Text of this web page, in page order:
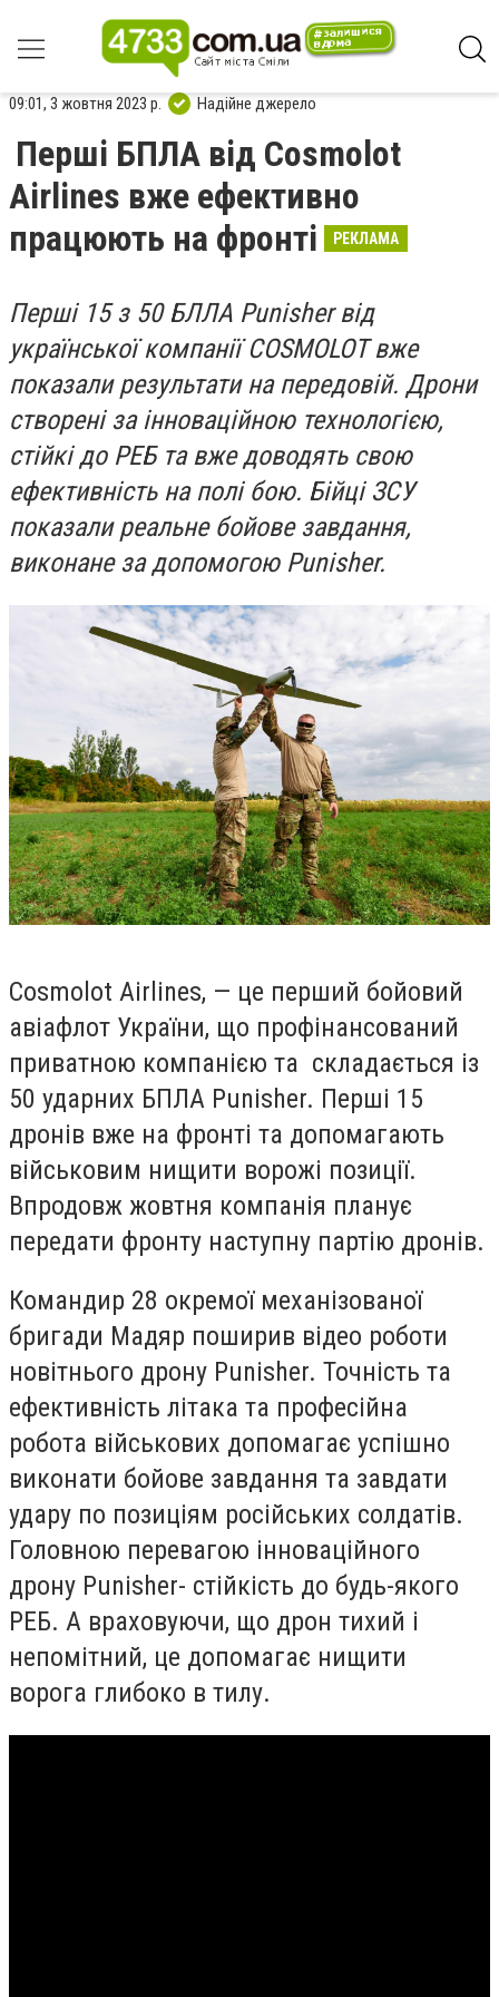
09:01, 3 жовтня 2023 р. Надійне джерело
Перші БПЛА від Cosmolot
Airlines вже ефективно
працюють на фронті
РЕКЛАМА
Перші 15 з 50 БЛЛА Punisher від
української компанії COSMOLOT вже
показали результати на передовій. Дрони
створені за інноваційною технологією,
стійкі до РЕБ та вже доводять свою
ефективність на полі бою. Бійці ЗСУ
показали реальне бойове завдання,
виконане за допомогою Punisher.
Cosmolot Airlines, — це перший бойовий
авіафлот України, що профінансований
приватною компанією та складається із
50 ударних БПЛА Punisher. Перші 15
дронів вже на фронті та допомагають
військовим нищити ворожі позиції.
Впродовж жовтня компанія планує
передати фронту наступну партію дронів.
Командир 28 окремої механізованої
бригади Мадяр поширив відео роботи
новітнього дрону Punisher. Точність та
ефективність літака та професійна
робота військових допомагає успішно
виконати бойове завдання та завдати
удару по позиціям російських солдатів.
Головною перевагою інноваційного
дрону Punisher- стійкість до будь-якого
РЕБ. А враховуючи, що дрон тихий і
непомітний, це допомагає нищити
ворога глибоко в тилу.